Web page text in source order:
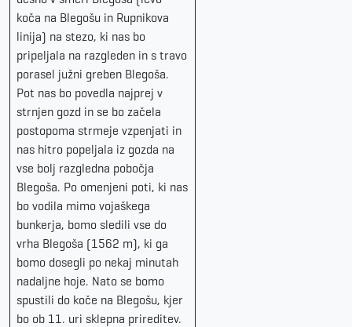
koča na Blegošu in Rupnikova
linija) na stezo, ki nas bo
pripeljala na razgleden in s travo
porasel južni greben Blegoša.
Pot nas bo povedla najprej v
strnjen gozd in se bo začela
postopoma strmeje vzpenjati in
nas hitro popeljala iz gozda na
vse bolj razgledna pobočja
Blegoša. Po omenjeni poti, ki nas
bo vodila mimo vojaškega
bunkerja, bomo sledili vse do
vrha Blegoša (1562 m), ki ga
bomo dosegli po nekaj minutah
nadaljne hoje. Nato se bomo
spustili do koče na Blegošu, kjer
bo ob 11. uri sklepna prireditev.